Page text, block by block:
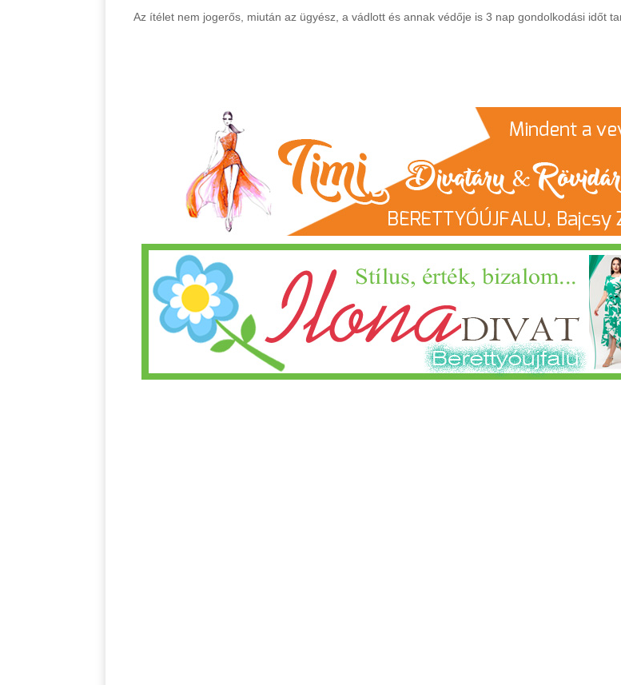
Az ítélet nem jogerős, miután az ügyész, a vádlott és annak védője is 3 nap gondolkodási időt